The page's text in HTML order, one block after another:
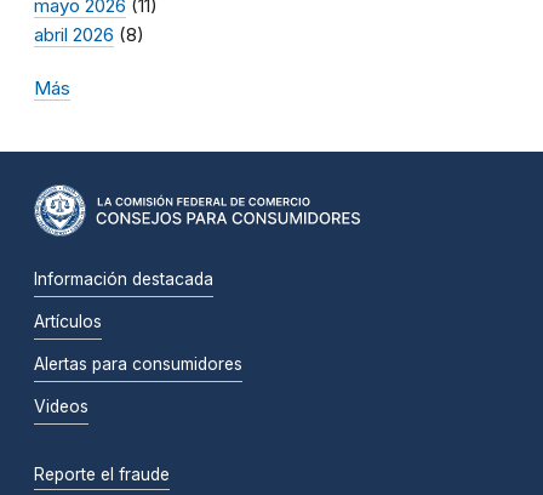
mayo 2026 (11)
abril 2026 (8)
Más
Información destacada
Artículos
Alertas para consumidores
Videos
Reporte el fraude